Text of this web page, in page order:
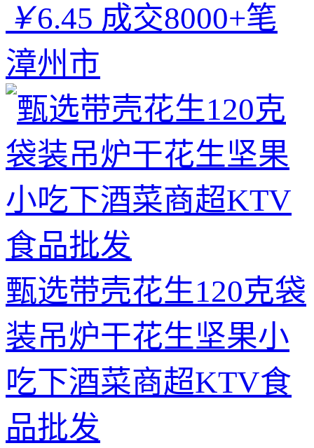
￥6.45 成交8000+笔
漳州市
甄选带壳花生120克袋
装吊炉干花生坚果小
吃下酒菜商超KTV食
品批发